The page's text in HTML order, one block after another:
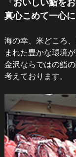
「おいしい鮨を
真心こめて一心に
海の幸、米どころ
まれた豊かな環境
金沢ならではの鮨
考えております。